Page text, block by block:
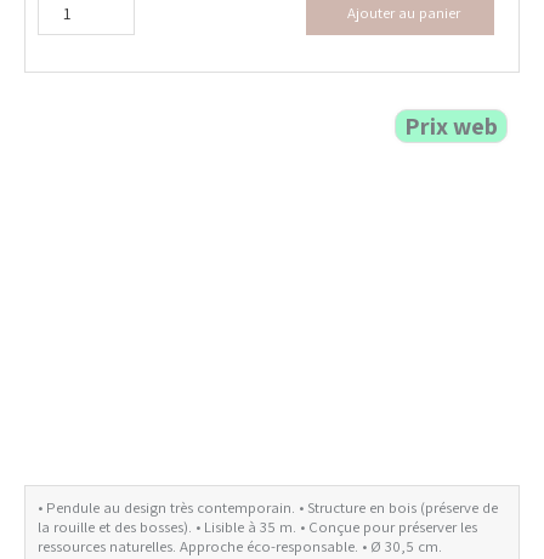
Prix web
Avis de non-responsabilité concernant les couleurs
• Pendule au design très contemporain. • Structure en bois (préserve de
la rouille et des bosses). • Lisible à 35 m. • Conçue pour préserver les
ressources naturelles. Approche éco-responsable. • Ø 30,5 cm.
Ajouter au panier